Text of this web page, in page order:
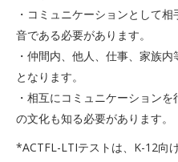
・コミュニケーションとして
音である必要があります。
・仲間内、他人、仕事、家族
となります。
・相互にコミュニケーション
の文化も知る必要があります。
*ACTFL-LTIテストは、K-12向